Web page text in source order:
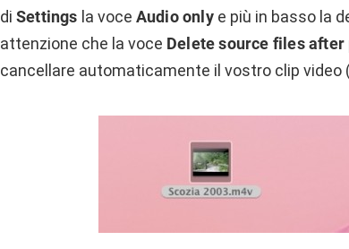
di Settings la voce Audio onlye più in basso la
attenzione che la voce Delete source files after
cancellare automaticamente il vostro clip